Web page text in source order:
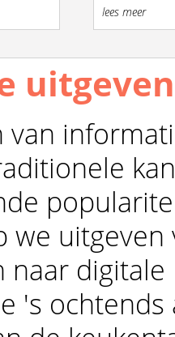
lees meer
van
we
naar digitale
's